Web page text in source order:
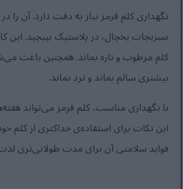
نگهداری کلم قرمز نیاز به دقت دارد. آن
سبزیجات یخچال، در پلاستیک بپیچید.
کلم مرطوب و تازه بماند. همچنین باعث
بیشتری سالم بماند و ترد بماند.
با نگهداری مناسب، کلم قرمز می‌تواند
این نکات برای استفاده‌ی حداکثری از کلم
فواید سلامتی آن برای مدت طولانی‌تری